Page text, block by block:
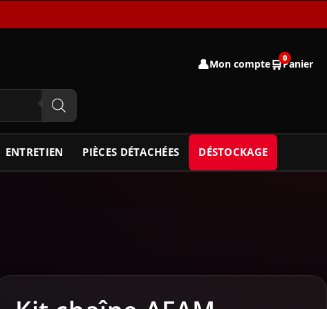
👤Mon compte🛒0
Panier
ENTRETIEN PIÈCES DÉTACHÉES DÉSTOCKAGE